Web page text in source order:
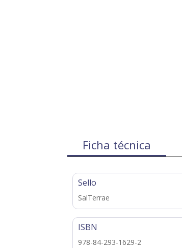
Ficha técnica
Sello
SalTerrae
ISBN
978-84-293-1629-2